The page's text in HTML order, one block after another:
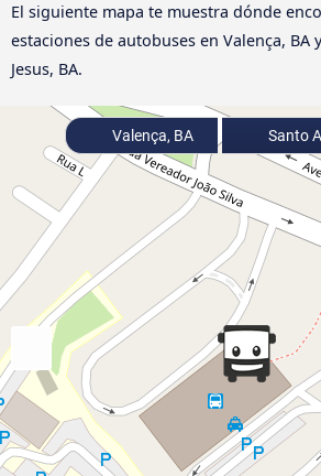
El siguiente mapa te muestra dónde
estaciones de autobuses en Valença, BA
Jesus, BA.
Valença, BA Santo